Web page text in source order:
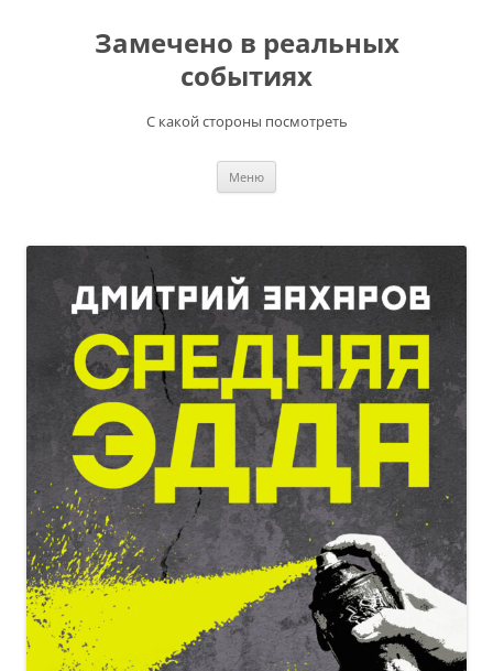
содержимомуЗамечено в реальных
событиях
С какой стороны посмотреть
Меню